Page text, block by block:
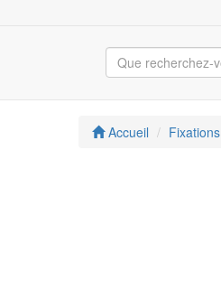
Accueil Fixations